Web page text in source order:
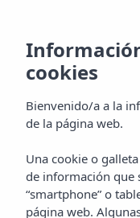
Hotel
cookies
Bienvenido/a a la
de la página web.
Una cookie o
de información que
“smartphone” o
página web.